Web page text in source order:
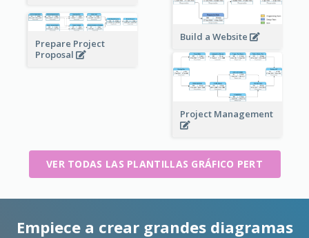
Build a Website
Prepare Project
Proposal
Project Management
VER TODAS LAS PLANTILLAS GRÁFICO PERT
Empiece a crear grandes diagramas